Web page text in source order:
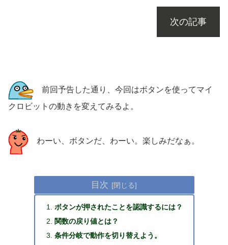
次の記事
前回予告した通り、今回はボタンを使ってマイ
クロビットの動きを変えてみるよ。
わーい、ボタンだ、わーい。楽しみだなぁ。
目次
ボタンが押されたことを認識するには？
関数の戻り値とは？
条件分岐で動作を切り替えよう。